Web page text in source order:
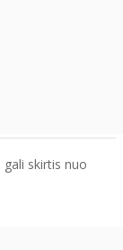
skirtis nuo